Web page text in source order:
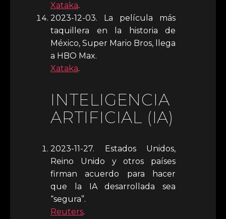
Xataka.
2023-12-03. La película más
taquillera en la historia de
México, Super Mario Bros, llega
a HBO Max.
Xataka.
INTELIGENCIA
ARTIFICIAL (IA)
2023-11-27. Estados Unidos,
Reino Unido y otros países
firman acuerdo para hacer
que la IA desarrollada sea
“segura”.
Reuters.